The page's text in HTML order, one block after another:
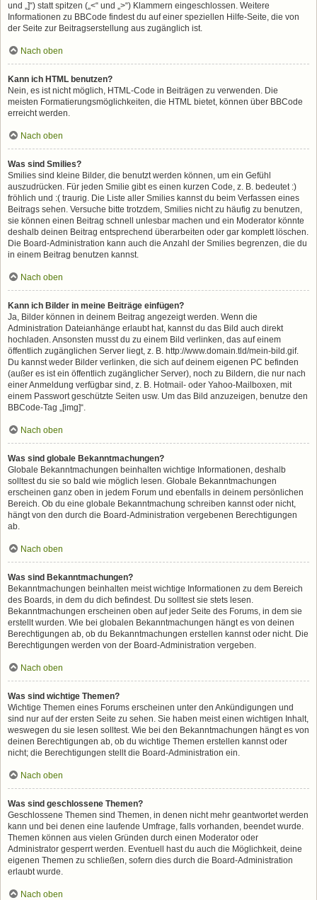
und „]“) statt spitzen („<“ und „>“) Klammern eingeschlossen. Weitere
Informationen zu BBCode findest du auf einer speziellen Hilfe-Seite, die von
der Seite zur Beitragserstellung aus zugänglich ist.
Nach oben
Kann ich HTML benutzen?
Nein, es ist nicht möglich, HTML-Code in Beiträgen zu verwenden. Die
meisten Formatierungsmöglichkeiten, die HTML bietet, können über BBCode
erreicht werden.
Nach oben
Was sind Smilies?
Smilies sind kleine Bilder, die benutzt werden können, um ein Gefühl
auszudrücken. Für jeden Smilie gibt es einen kurzen Code, z. B. bedeutet :)
fröhlich und :( traurig. Die Liste aller Smilies kannst du beim Verfassen eines
Beitrags sehen. Versuche bitte trotzdem, Smilies nicht zu häufig zu benutzen,
sie können einen Beitrag schnell unlesbar machen und ein Moderator könnte
deshalb deinen Beitrag entsprechend überarbeiten oder gar komplett löschen.
Die Board-Administration kann auch die Anzahl der Smilies begrenzen, die du
in einem Beitrag benutzen kannst.
Nach oben
Kann ich Bilder in meine Beiträge einfügen?
Ja, Bilder können in deinem Beitrag angezeigt werden. Wenn die
Administration Dateianhänge erlaubt hat, kannst du das Bild auch direkt
hochladen. Ansonsten musst du zu einem Bild verlinken, das auf einem
öffentlich zugänglichen Server liegt, z. B. http://www.domain.tld/mein-bild.gif.
Du kannst weder Bilder verlinken, die sich auf deinem eigenen PC befinden
(außer es ist ein öffentlich zugänglicher Server), noch zu Bildern, die nur nach
einer Anmeldung verfügbar sind, z. B. Hotmail- oder Yahoo-Mailboxen, mit
einem Passwort geschützte Seiten usw. Um das Bild anzuzeigen, benutze den
BBCode-Tag „[img]“.
Nach oben
Was sind globale Bekanntmachungen?
Globale Bekanntmachungen beinhalten wichtige Informationen, deshalb
solltest du sie so bald wie möglich lesen. Globale Bekanntmachungen
erscheinen ganz oben in jedem Forum und ebenfalls in deinem persönlichen
Bereich. Ob du eine globale Bekanntmachung schreiben kannst oder nicht,
hängt von den durch die Board-Administration vergebenen Berechtigungen
ab.
Nach oben
Was sind Bekanntmachungen?
Bekanntmachungen beinhalten meist wichtige Informationen zu dem Bereich
des Boards, in dem du dich befindest. Du solltest sie stets lesen.
Bekanntmachungen erscheinen oben auf jeder Seite des Forums, in dem sie
erstellt wurden. Wie bei globalen Bekanntmachungen hängt es von deinen
Berechtigungen ab, ob du Bekanntmachungen erstellen kannst oder nicht. Die
Berechtigungen werden von der Board-Administration vergeben.
Nach oben
Was sind wichtige Themen?
Wichtige Themen eines Forums erscheinen unter den Ankündigungen und
sind nur auf der ersten Seite zu sehen. Sie haben meist einen wichtigen Inhalt,
weswegen du sie lesen solltest. Wie bei den Bekanntmachungen hängt es von
deinen Berechtigungen ab, ob du wichtige Themen erstellen kannst oder
nicht; die Berechtigungen stellt die Board-Administration ein.
Nach oben
Was sind geschlossene Themen?
Geschlossene Themen sind Themen, in denen nicht mehr geantwortet werden
kann und bei denen eine laufende Umfrage, falls vorhanden, beendet wurde.
Themen können aus vielen Gründen durch einen Moderator oder
Administrator gesperrt werden. Eventuell hast du auch die Möglichkeit, deine
eigenen Themen zu schließen, sofern dies durch die Board-Administration
erlaubt wurde.
Nach oben